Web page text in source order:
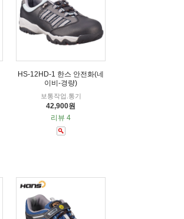
HS-12HD-1 한스 안전화(네
이비-경량)
보통작업.통기
42,900원
리뷰 4